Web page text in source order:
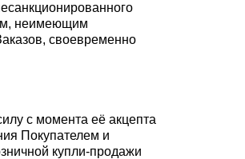
неимеющим
своевременно
с момента её акцепта
Покупателем и
купли-продажи